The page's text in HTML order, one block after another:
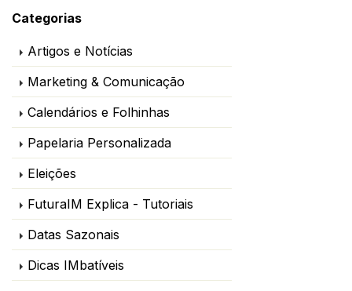
Categorias
Artigos e Notícias
Marketing & Comunicação
Calendários e Folhinhas
Papelaria Personalizada
Eleições
FuturaIM Explica - Tutoriais
Datas Sazonais
Dicas IMbatíveis